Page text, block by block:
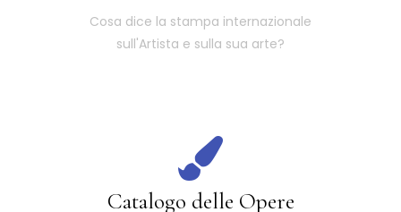
Cosa dice la stampa internazionale
sull'Artista e sulla sua arte?
Catalogo delle Opere